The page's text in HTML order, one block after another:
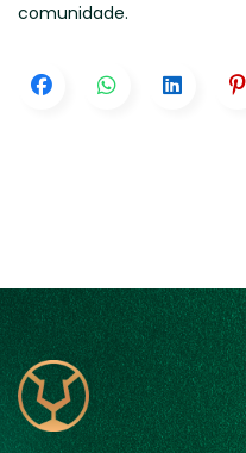
comunidade.